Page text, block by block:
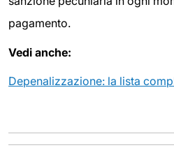
pagamento.
Vedi anche:
Depenalizzazione: la lista